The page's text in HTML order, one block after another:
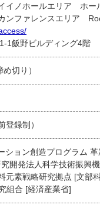
イノホールエリア ホー
ンファレンスエリア
1飯野ビルディング4階
切り）
登録制）
ション創造プログラム
究開発法人科学技術振興
元素戦略研究拠点 [文部
組合 [経済産業省]